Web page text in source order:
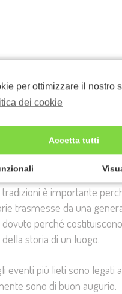
per ottimizzare il nostro
dei cookie
Accetta tutti
è importante
trasmesse da una
perché
storia di un luogo.
eventi più lieti sono legati
sono di buon augurio.